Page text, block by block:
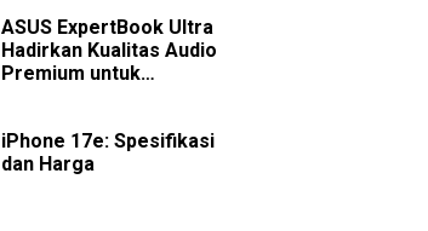
ASUS ExpertBook Ultra
Hadirkan Kualitas Audio
Premium untuk
iPhone 17e: Spesifikasi
dan Harga